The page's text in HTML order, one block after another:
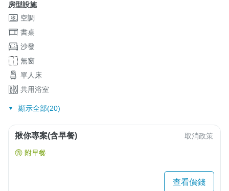
房型設施
空調
書桌
沙發
無窗
單人床
共用浴室
顯示全部(20)
揪你專案(含早餐) 取消政策
附早餐
查看價錢